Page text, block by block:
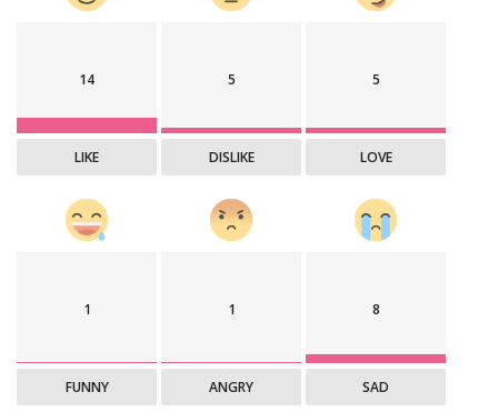
14
LIKE
5
DISLIKE
5
LOVE
1
FUNNY
1
ANGRY
8
SAD